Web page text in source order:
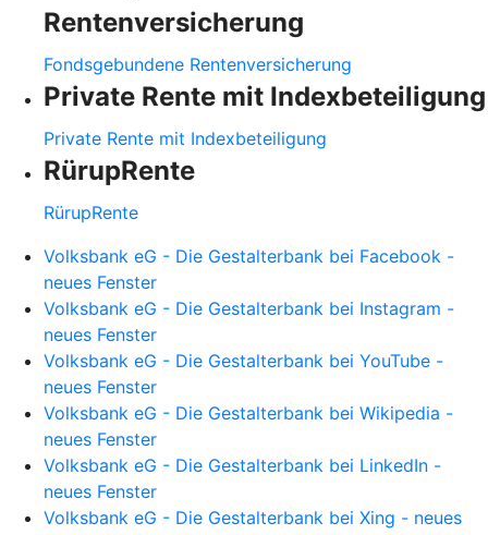
Rentenversicherung
Fondsgebundene Rentenversicherung
Private Rente mit Indexbeteiligung
Private Rente mit Indexbeteiligung
RürupRente
RürupRente
Volksbank eG - Die Gestalterbank bei Facebook -
neues Fenster
Volksbank eG - Die Gestalterbank bei Instagram -
neues Fenster
Volksbank eG - Die Gestalterbank bei YouTube -
neues Fenster
Volksbank eG - Die Gestalterbank bei Wikipedia -
neues Fenster
Volksbank eG - Die Gestalterbank bei LinkedIn -
neues Fenster
Volksbank eG - Die Gestalterbank bei Xing - neues